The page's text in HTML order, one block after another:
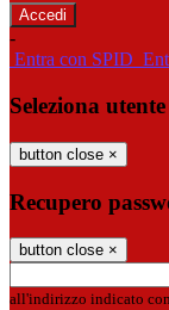
-
Entra con SPID
Seleziona utente
button close ×
Recupero
button close ×
all'indirizzo indicato